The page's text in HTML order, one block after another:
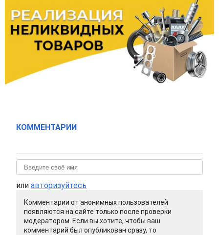
КОММЕНТАРИИ
или авторизуйтесь
Комментарии от анонимных пользователей
появляются на сайте только после проверки
модератором. Если вы хотите, чтобы ваш
комментарий был опубликован сразу, то